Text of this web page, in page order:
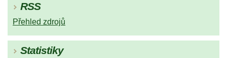
RSS
Přehled zdrojů
Statistiky